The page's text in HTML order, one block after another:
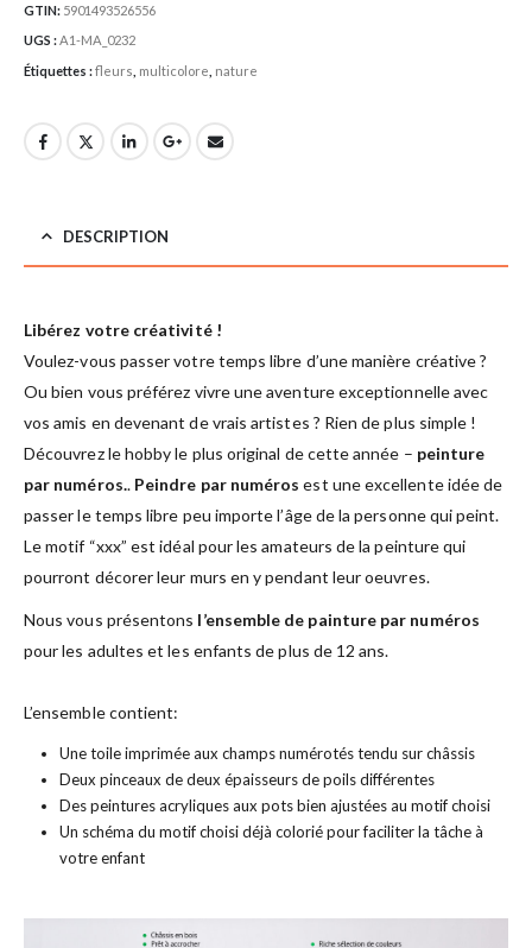
GTIN: 5901493526556
UGS :A1-MA_0232
Étiquettes :fleurs multicolore nature
DESCRIPTION
Libérez votre créativité !
Voulez-vous passer votre temps libre d’une manière créative ?
Ou bien vous préférez vivre une aventure exceptionnelle avec
vos amis en devenant de vrais artistes ? Rien de plus simple !
Découvrez le hobby le plus original de cette année – peinture
par numéros.. Peindre par numéros est une excellente idée de
passer le temps libre peu importe l’âge de la personne qui peint.
Le motif “xxx” est idéal pour les amateurs de la peinture qui
pourront décorer leur murs en y pendant leur oeuvres.
Nous vous présentons l’ensemble de painture par numéros
pour les adultes et les enfants de plus de 12 ans.
L’ensemble contient:
Une toile imprimée aux champs numérotés tendu sur châssis
Deux pinceaux de deux épaisseurs de poils différentes
Des peintures acryliques aux pots bien ajustées au motif choisi
Un schéma du motif choisi déjà colorié pour faciliter la tâche à
votre enfant